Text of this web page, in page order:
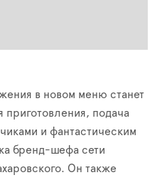
в новом меню станет
приготовления, подача
и фантастическим
бренд-шефа сети
Он также